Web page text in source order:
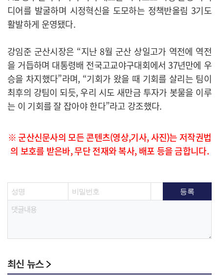
디어를 발굴하며 시정혁신을 도모하는 정책반올림 3기도
활발하게 운영됐다.
강임준 군산시장은 “지난 8월 군산 상일고가 역전에 역전
을 거듭하며 대통령배 전국고교야구대회에서 37년만에 우
승을 차지했다”라며, “기회가 왔을 때 기회를 살리는 팀이
최후의 강팀이 되듯, 우리 시도 새만금 투자가 봇물을 이루
는 이 기회를 잘 잡아야 한다”라고 강조했다.
※ 군산신문사의 모든 콘텐츠(영상,기사, 사진)는 저작권법
의 보호를 받은바, 무단 전재와 복사, 배포 등을 금합니다.
최신 뉴스